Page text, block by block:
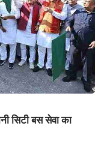
सिटी बस सेवा का